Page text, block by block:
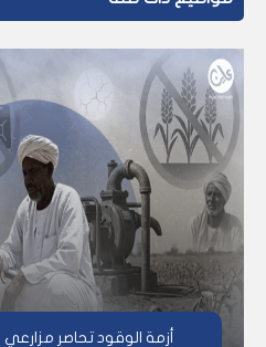
أزمة الوقود تحاصر